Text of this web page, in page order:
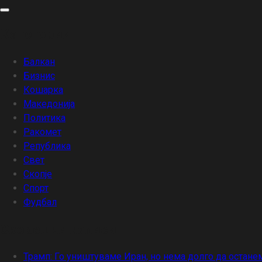
Skip
Балкан
Бизнис
Кошарка
Македонија
Политика
Ракомет
Република
Свет
Скопје
Спорт
Фудбал
Трамп: Го уништуваме Иран, но нема долго да